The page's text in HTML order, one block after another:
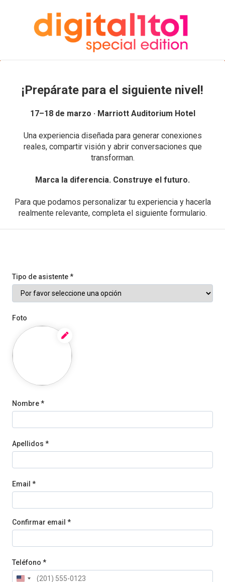
¡Prepárate para el siguiente nivel!
17–18 de marzo · Marriott Auditorium Hotel
Una experiencia diseñada para generar conexiones
reales, compartir visión y abrir conversaciones que
transforman.
Marca la diferencia. Construye el futuro.
Para que podamos personalizar tu experiencia y hacerla
realmente relevante, completa el siguiente formulario.
Tipo de asistente *
Foto
Nombre *
Apellidos *
Email *
Confirmar email *
Teléfono *